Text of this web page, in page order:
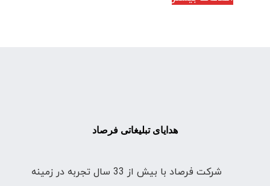
هدایای تبلیغاتی فرصاد
شرکت فرصاد با بیش از 33 سال تجربه در زمینه